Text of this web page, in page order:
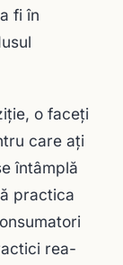
fi în
o faceţi
care aţi
întâmplă
practica
rea-